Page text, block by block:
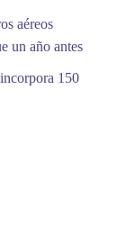
aéreos
un año antes
150